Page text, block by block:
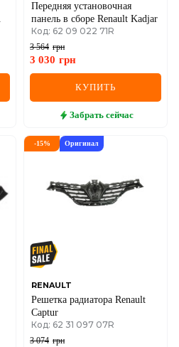
Передняя установочная
панель в сборе Renault Kadjar
Код: 62 09 022 71R
3 564 грн
3 030 грн
КУПИТЬ
Забрать сейчас
-15% Оригинал
RENAULT
Решетка радиатора Renault
Captur
Код: 62 31 097 07R
3 074 грн